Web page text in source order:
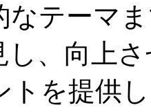
なテーマ
し、向上
トを提供